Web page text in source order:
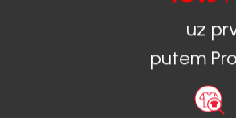
BODI ZA DJECAKE TOMAS
uz
putem